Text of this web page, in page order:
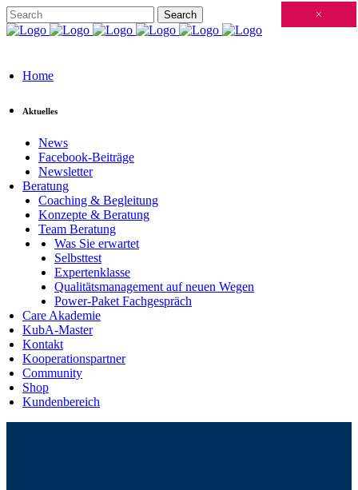
Home
Aktuelles
News
Facebook-Beiträge
Newsletter
Beratung
Coaching & Begleitung
Konzepte & Beratung
Team Beratung
Was Sie erwartet
Selbsttest
Expertenklasse
Qualitätsmanagement auf neuen Wegen
Power-Paket Fachgespräch
Care Akademie
KubA-Master
Kontakt
Kooperationspartner
Community
Shop
Kundenbereich
Schließen
×
×
×
×
×
×
×
×
×
×
×
×
×
×
×
×
×
×
×
×
×
×
×
×
×
×
×
×
×
×
×
×
×
×
×
×
×
×
×
×
×
×
×
×
×
×
×
×
×
×
×
×
×
×
×
×
×
×
×
×
×
×
×
×
×
×
×
×
×
×
×
×
×
×
×
×